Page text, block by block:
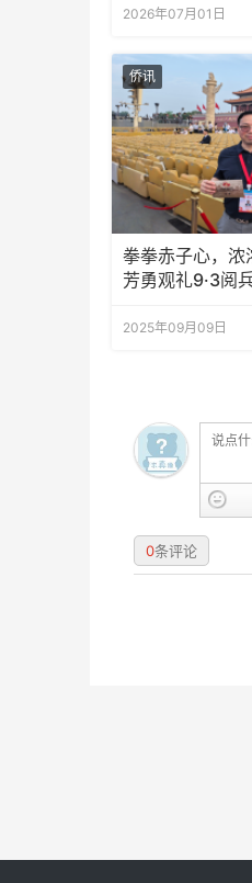
2026年07月01日
侨讯
拳拳赤子心，浓
芳勇观礼9·3阅
2025年09月09日
0条评论